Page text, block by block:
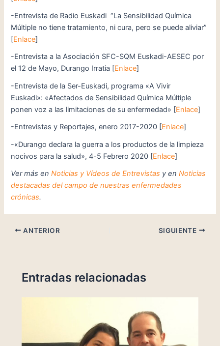
-Entrevista de Radio Euskadi “La Sensibilidad Química
Múltiple no tiene tratamiento, ni cura, pero se puede aliviar”
[Enlace]
-Entrevista a la Asociación SFC-SQM Euskadi-AESEC por
el 12 de Mayo, Durango Irratia [ Enlace]
-Entrevista de la Ser-Euskadi, programa «A Vivir
Euskadi»: «Afectados de Sensibilidad Química Múltiple
ponen voz a las limitaciones de su enfermedad» [Enlace]
-Entrevistas y Reportajes, enero 2017-2020 [Enlace]
-«Durango declara la guerra a los productos de la limpieza
nocivos para la salud», 4-5 Febrero 2020 [Enlace]
Ver más enNoticias y Vídeos de Entrevistas y enNoticias
destacadas del campo de nuestras enfermedades
crónicas.
ANTERIOR SIGUIENTE
Entradas relacionadas